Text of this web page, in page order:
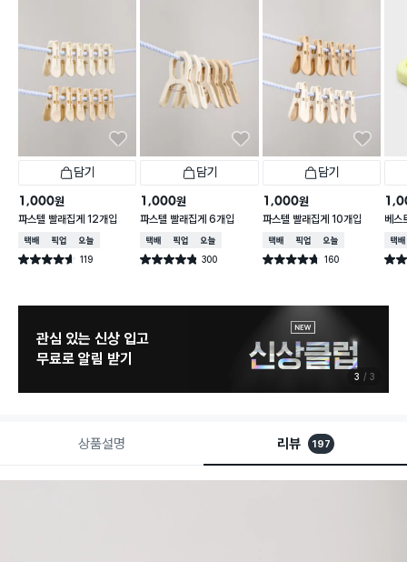
담기
1,000원
파스텔 빨래집게 12개입
택배배송매장픽업오늘배송
별점 4.6점 119
건 작성
담기
1,000원
파스텔 빨래집게 6개입
택배배송매장픽업오늘배송
별점 4.8점 300
건 작성
담기
1,000원
파스텔 빨래집게 10개입
택배배송매장픽업오늘배송
별점 4.7점 160
건 작성
베스
택배
별점
늦으면 품절 주의
8월 신상 예고
1 3
상품설명 리뷰 197